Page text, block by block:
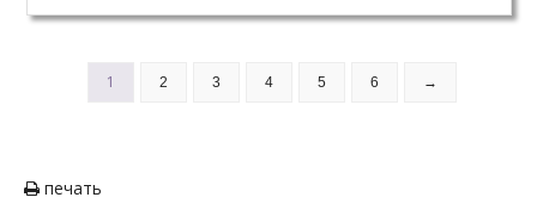
1 2 3 4 5 6 →
печать